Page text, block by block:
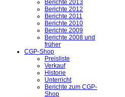
Berichte 2013
Berichte 2012
Berichte 2011
Berichte 2010
Berichte 2009
Berichte 2008 und
früher
CGP-Shop
Preisliste
Verkauf
Historie
Unterricht
Berichte zum CGP-
Shop